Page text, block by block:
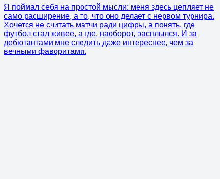
Я поймал себя на простой мысли: меня здесь цепляет не
само расширение, а то, что оно делает с нервом турнира.
Хочется не считать матчи ради цифры, а понять, где
футбол стал живее, а где, наоборот, расплылся. И за
дебютантами мне следить даже интереснее, чем за
вечными фаворитами.